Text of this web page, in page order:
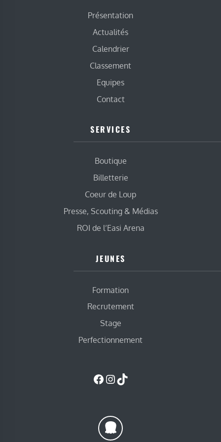
Présentation
Actualités
Calendrier
Classement
Equipes
Contact
SERVICES
Boutique
Billetterie
Coeur de Loup
Presse, Scouting & Médias
ROI de l’Easi Arena
JEUNES
Formation
Recrutement
Stage
Perfectionnement
Facebook
Instagram
TikTok